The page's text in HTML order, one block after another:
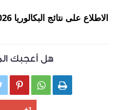
الاطلاع على نتائج البكالوريا 2026 Bac.men.gov.ma
هل أعجبك
  